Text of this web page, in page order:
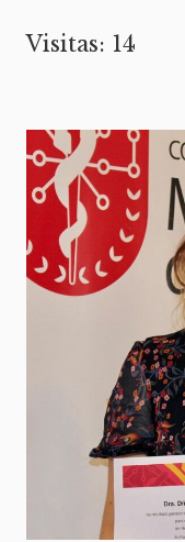
Visitas: 14